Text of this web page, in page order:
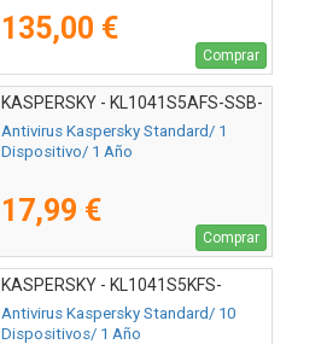
135,00 €
Comprar
KASPERSKY - KL1041S5AFS-SSB-
ES
Antivirus Kaspersky Standard/ 1
Dispositivo/ 1 Año
17,99 €
Comprar
KASPERSKY - KL1041S5KFS-
MSBES
Antivirus Kaspersky Standard/ 10
Dispositivos/ 1 Año